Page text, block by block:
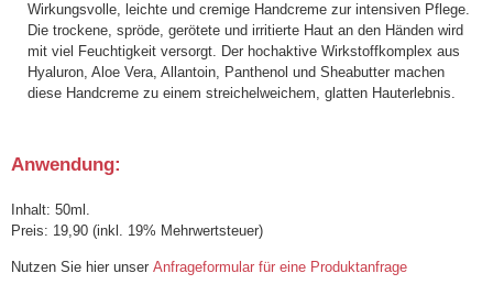
Wirkungsvolle, leichte und cremige Handcreme zur intensiven Pflege.
Die trockene, spröde, gerötete und irritierte Haut an den Händen wird
mit viel Feuchtigkeit versorgt. Der hochaktive Wirkstoffkomplex aus
Hyaluron, Aloe Vera, Allantoin, Panthenol und Sheabutter machen
diese Handcreme zu einem streichelweichem, glatten Hauterlebnis.
Anwendung:
Inhalt: 50ml.
Preis: 19,90 (inkl. 19% Mehrwertsteuer)
Nutzen Sie hier unser Anfrageformular für eine Produktanfrage